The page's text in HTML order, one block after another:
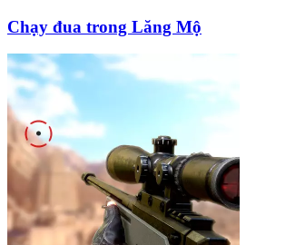
Chạy đua trong Lăng Mộ